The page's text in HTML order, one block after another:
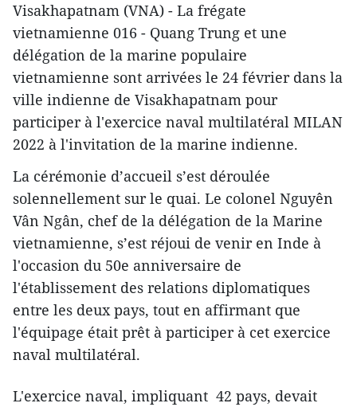
Visakhapatnam (VNA) - La frégate
vietnamienne 016 - Quang Trung et une
délégation de la marine populaire
vietnamienne sont arrivées le 24 février dans la
ville indienne de Visakhapatnam pour
participer à l'exercice naval multilatéral MILAN
2022 à l'invitation de la marine indienne.
La cérémonie d’accueil s’est déroulée
solennellement sur le quai. Le colonel Nguyên
Vân Ngân, chef de la délégation de la Marine
vietnamienne, s’est réjoui de venir en Inde à
l'occasion du 50e anniversaire de
l'établissement des relations diplomatiques
entre les deux pays, tout en affirmant que
l'équipage était prêt à participer à cet exercice
naval multilatéral.
L'exercice naval, impliquant 42 pays, devait